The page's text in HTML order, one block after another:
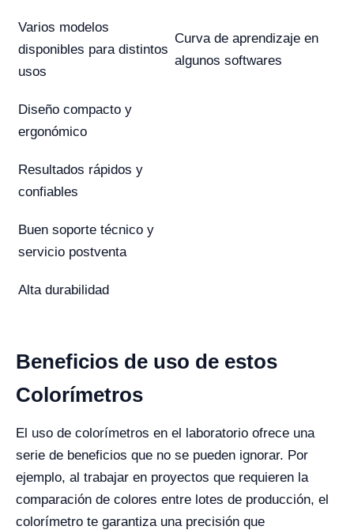
Varios modelos
disponibles para distintos
usos
Curva de aprendizaje en
algunos softwares
Diseño compacto y
ergonómico
Resultados rápidos y
confiables
Buen soporte técnico y
servicio postventa
Alta durabilidad
Beneficios de uso de estos
Colorímetros
El uso de colorímetros en el laboratorio ofrece una
serie de beneficios que no se pueden ignorar. Por
ejemplo, al trabajar en proyectos que requieren la
comparación de colores entre lotes de producción, el
colorímetro te garantiza una precisión que